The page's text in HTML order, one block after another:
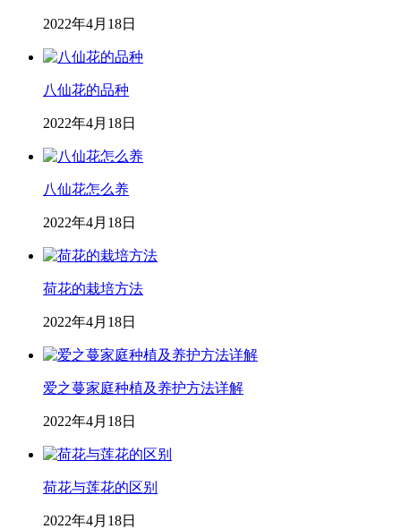
2022年4月18日
八仙花的品种
2022年4月18日
八仙花怎么养
2022年4月18日
荷花的栽培方法
2022年4月18日
爱之蔓家庭种植及养护方法详解
2022年4月18日
荷花与莲花的区别
2022年4月18日